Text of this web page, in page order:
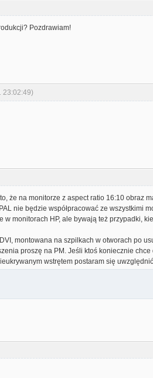
Pozdrawiam!
23:02:49)
że na monitorze z aspect ratio 16:10 obraz
nie będzie współpracować ze wszystkimi
monitorach HP, ale bywają też przypadki,
montowana na szpilkach w otworach po
proszę na PM. Jeśli ktoś koniecznie
wstrętem postaram się